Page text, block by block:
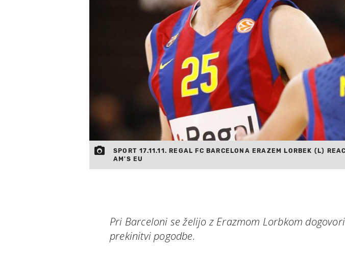
SPORT 17.11.11. REGAL FC BARCELONA ERAZEM LORBEK (L)
AM'S EU
Pri Barceloni se želijo z Erazmom Lorbkom
prekinitvi pogodbe.